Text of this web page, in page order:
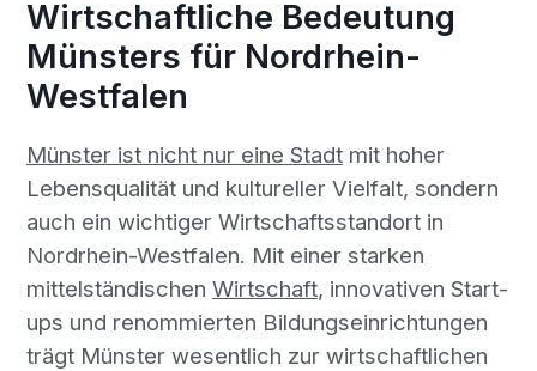
Wirtschaftliche Bedeutung
Münsters für Nordrhein-
Westfalen
Münster ist nicht nur eine Stadtmit hoher
Lebensqualität und kultureller Vielfalt, sondern
auch ein wichtiger Wirtschaftsstandort in
Nordrhein-Westfalen. Mit einer starken
mittelständischen Wirtschaft, innovativen Start-
ups und renommierten Bildungseinrichtungen
trägt Münster wesentlich zur wirtschaftlichen